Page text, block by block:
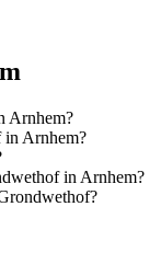
Arnhem?
in Arnhem?
in Arnhem?